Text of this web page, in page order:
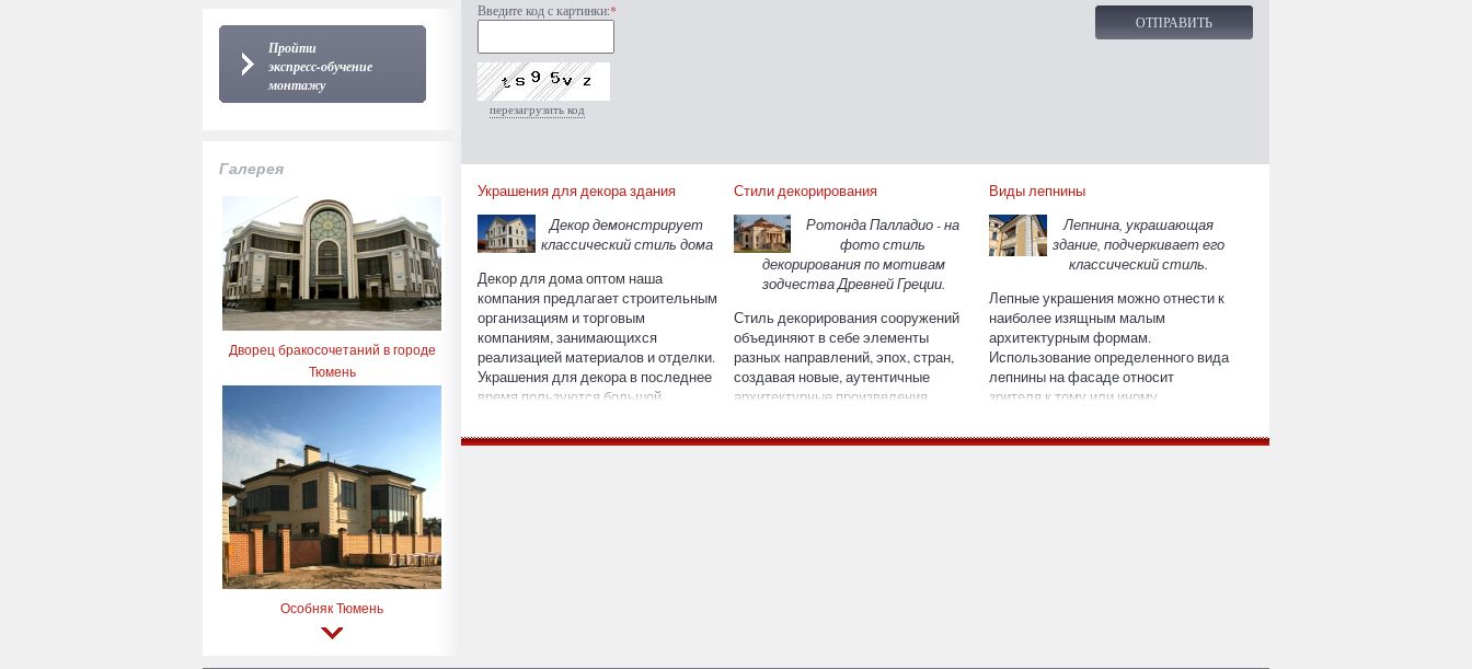
Пройти
экспресс-обучение
монтажу
Галерея
Дворец бракосочетаний в городе
Тюмень
Особняк Тюмень
Введите код с картинки:*
перезагрузить код
Украшения для декора здания
Декор демонстрирует
классический стиль дома
Декор для дома оптом наша
компания предлагает строительным
организациям и торговым
компаниям, занимающихся
реализацией материалов и отделки.
Украшения для декора в последнее
время пользуются большой
застройщиков и владельцев
Стили декорирования
Ротонда Палладио - на
фото стиль
декорирования по мотивам
зодчества Древней Греции.
Стиль декорирования сооружений
объединяют в себе элементы
разных направлений, эпох, стран,
создавая новые, аутентичные
архитектурные произведения.
популярные в Европе. Стиль Тюдор.
Виды лепнины
Лепнина, украшающая
здание, подчеркивает его
классический стиль.
Лепные украшения можно отнести к
наиболее изящным малым
архитектурным формам.
Использование определенного вида
лепнины на фасаде относит
зрителя к тому или иному
архитектурному направлению.